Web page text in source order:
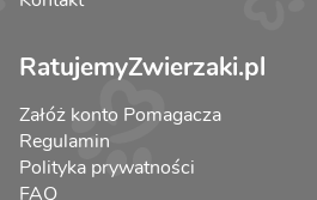
RatujemyZwierzaki.pl
Załóż konto Pomagacza
Regulamin
Polityka prywatności
FAQ